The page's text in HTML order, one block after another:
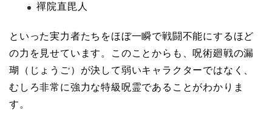
禪院直毘人
といった実力者たちをほぼ一瞬で戦闘不能にするほど
の力を見せています。このことからも、呪術廻戦の漏
瑚（じょうご）が決して弱いキャラクターではなく、
むしろ非常に強力な特級呪霊であることがわかりま
す。